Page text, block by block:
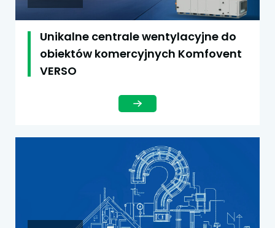
Unikalne centrale wentylacyjne do
obiektów komercyjnych Komfovent
VERSO